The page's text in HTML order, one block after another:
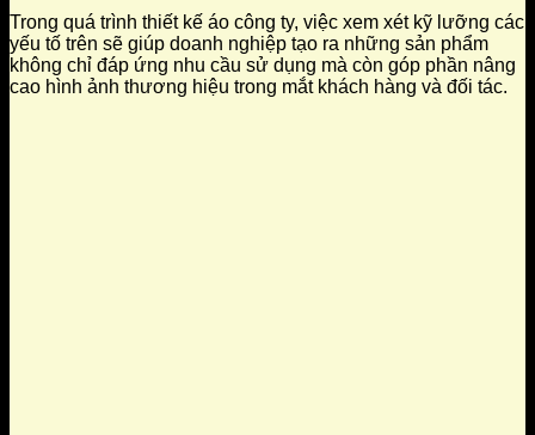
Trong quá trình thiết kế áo công ty, việc xem xét kỹ lưỡng các
yếu tố trên sẽ giúp doanh nghiệp tạo ra những sản phẩm
không chỉ đáp ứng nhu cầu sử dụng mà còn góp phần nâng
cao hình ảnh thương hiệu trong mắt khách hàng và đối tác.